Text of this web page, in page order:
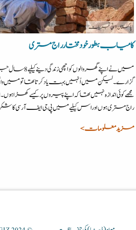
پاکستان| ذاتی تجربات
کامیاب بطور خود مختار راج مستری
میں نے اپنے گھر
گزارے ۔ لیکن میں اُنہیں بہت یاد کرتا تھا تو
مجھے کوئی اندازہ نہیں تھا کہ اپنے پیروں پر کیسے
راج مستری ہوں اور اس کیلیے میں پی جی ایف آر سی کا
مزید معلومات >